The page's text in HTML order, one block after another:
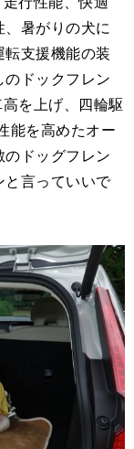
暑がりの犬に
支援機能の装
ドックフレン
を上げ、四輪駆
能を高めたオー
ドッグフレン
と言っていいで